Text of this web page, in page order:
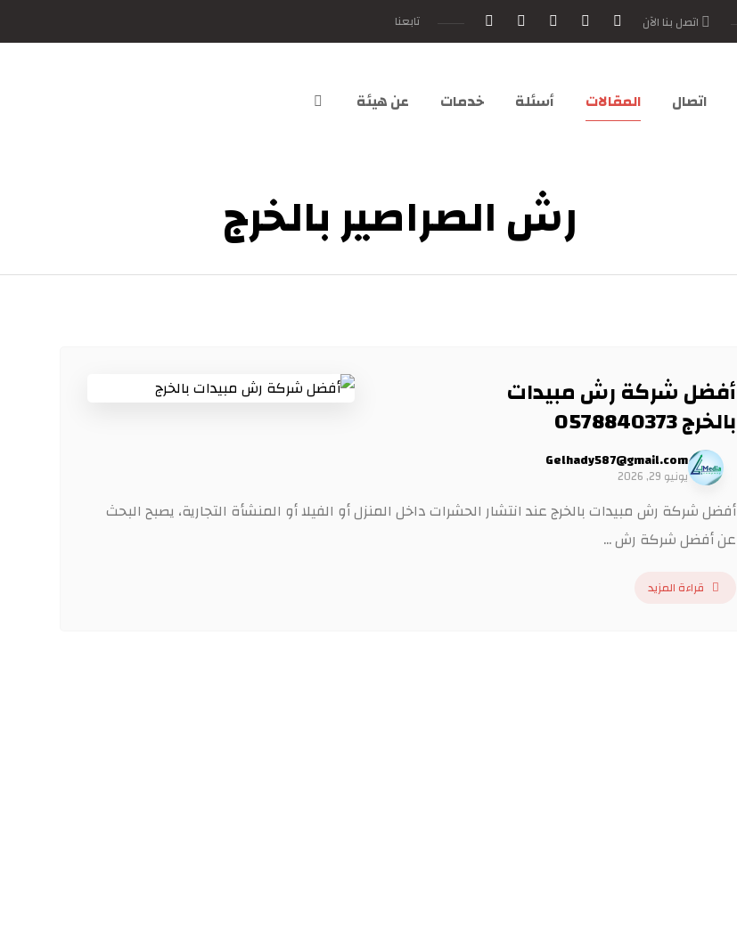
اتصل بنا الآن تابعنا
عن هيئة خدمات أسئلة المقالات اتصال
رش الصراصير بالخرج
أفضل شركة رش مبيدات
بالخرج 0578840373
Gelhady587@gmail.com
يونيو 29, 2026
أفضل شركة رش مبيدات بالخرج عند انتشار الحشرات داخل المنزل أو الفيلا أو المنشأة التجارية، يصبح البحث
عن أفضل شركة رش ...
قراءة المزيد